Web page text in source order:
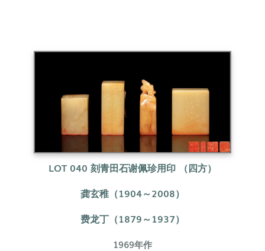
LOT 040 刻青田石谢佩珍用印 （四方）
龚玄稚（1904～2008）
费龙丁（1879～1937）
1969年作